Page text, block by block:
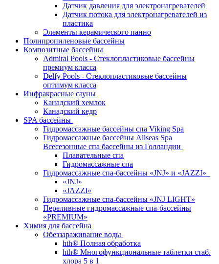
Датчик давления для электронагревателей
Датчик потока для электронагревателей из
пластика
Элементы керамического панно
Полипропиленовые бассейны
Композитные бассейны
Admiral Pools - Стеклопластиковые бассейны
премиум класса
Delfy Pools - Стеклопластиковые бассейны
оптимум класса
Инфракрасные сауны
Канадский хемлок
Канадский кедр
SPA бассейны
Гидромассажные бассейны спа Viking Spa
Гидромассажные бассейны Allseas Spa
Всесезонные спа бассейны из Голландии
Плавательные спа
Гидромассажные спа
Гидромассажные спа-бассейны «JNJ» и «JAZZI»
«JNJ»
«JAZZI»
Гидромассажные спа-бассейны «JNJ LIGHT»
Переливные гидромассажные спа-бассейны
«PREMIUM»
Химия для бассейна
Обеззараживание воды
hth® Полная обработка
hth® Многофункциональные таблетки стаб.
хлора 5 в 1